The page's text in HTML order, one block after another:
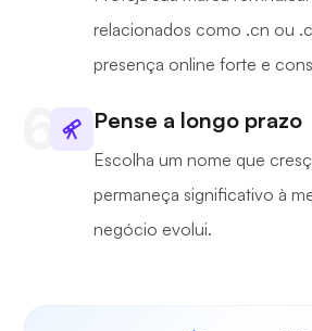
relacionados como .cn ou
presença online forte e
Pense a longo prazo
Escolha um nome que
permaneça significativo à
negócio evolui.